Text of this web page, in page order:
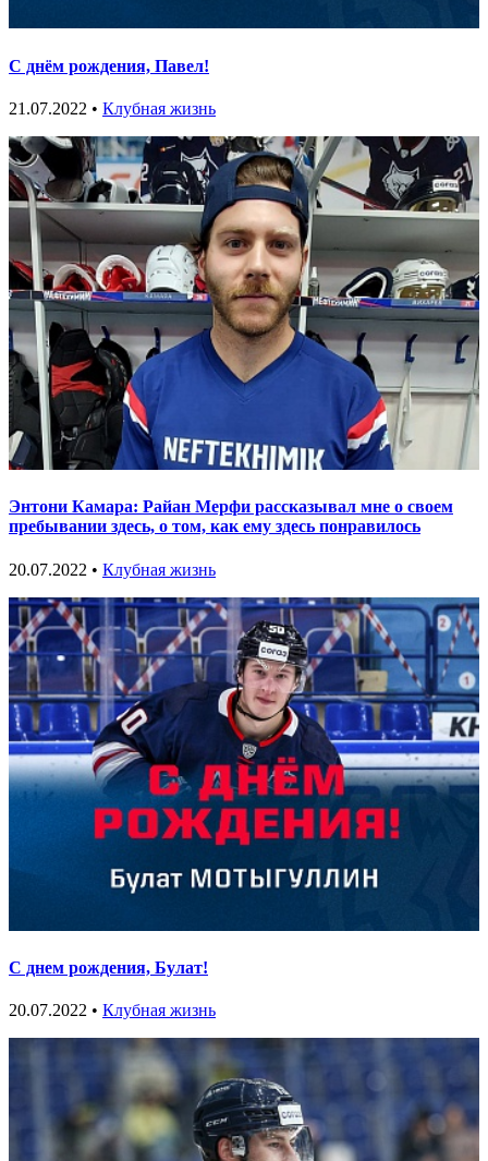
С днём рождения, Павел!
21.07.2022 • Клубная жизнь
Энтони Камара: Райан Мерфи рассказывал мне о своем
пребывании здесь, о том, как ему здесь понравилось
20.07.2022 • Клубная жизнь
С днем рождения, Булат!
20.07.2022 • Клубная жизнь